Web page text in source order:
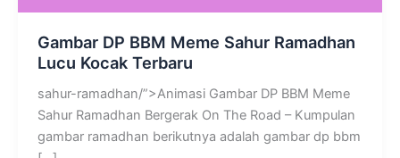
Gambar DP BBM Meme Sahur Ramadhan
Lucu Kocak Terbaru
sahur-ramadhan/”>Animasi Gambar DP BBM Meme
Sahur Ramadhan Bergerak On The Road – Kumpulan
gambar ramadhan berikutnya adalah gambar dp bbm